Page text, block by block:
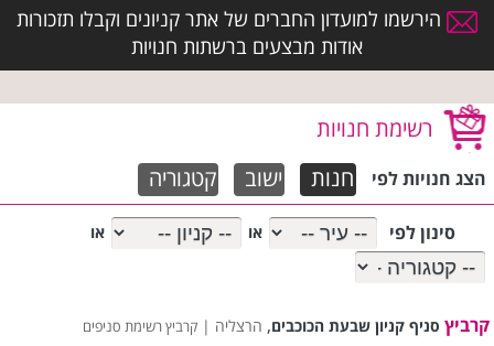
הירשמו למועדון החברים של אתר קניונים וקבלו תזכורות
אודות מבצעים ברשתות חנויות
רשימת חנויות
הצג חנויות לפי חנות ישוב קטגוריה
סינון לפי או או
קרביץ סניף קניון שבעת הכוכבים, הרצליה |קרביץ רשימת סניפים